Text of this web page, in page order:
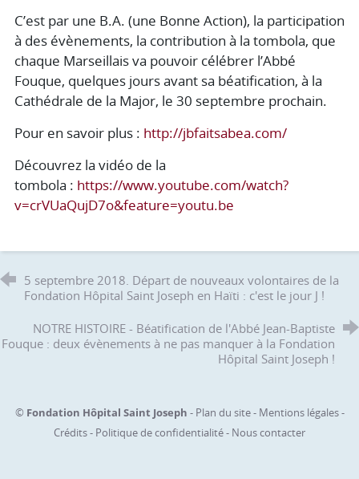
C’est par une B.A. (une Bonne Action), la participation
à des évènements, la contribution à la tombola, que
chaque Marseillais va pouvoir célébrer l’Abbé
Fouque, quelques jours avant sa béatification, à la
Cathédrale de la Major, le 30 septembre prochain.
Pour en savoir plus : http://jbfaitsabea.com/
Découvrez la vidéo de la
tombola : https://www.youtube.com/watch?
v=crVUaQujD7o&feature=youtu.be
5 septembre 2018. Départ de nouveaux volontaires de la
Fondation Hôpital Saint Joseph en Haïti : c'est le jour J !
NOTRE HISTOIRE - Béatification de l'Abbé Jean-Baptiste
Fouque : deux évènements à ne pas manquer à la Fondation
Hôpital Saint Joseph !
© Fondation Hôpital Saint Joseph - Plan du site- Mentions légales-
Crédits- Politique de confidentialité- Nous contacter